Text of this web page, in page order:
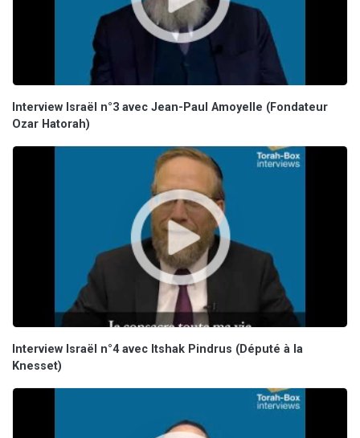
Interview Israël n°3 avec Jean-Paul Amoyelle (Fondateur
Ozar Hatorah)
Interview Israël n°4 avec Itshak Pindrus (Député à la
Knesset)